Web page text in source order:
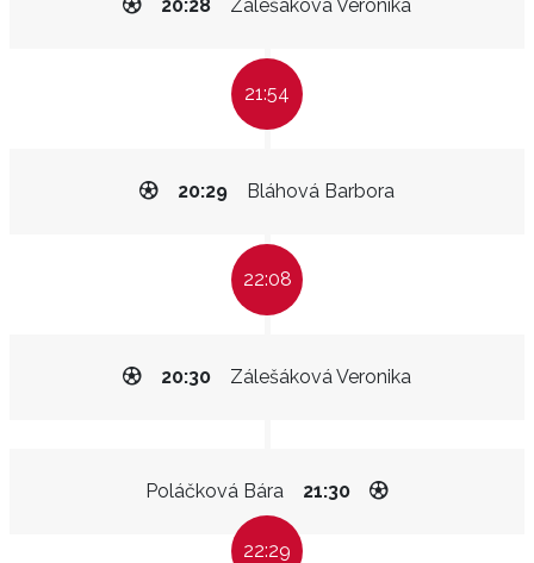
Zálešáková Veronika
20:28
21:54
Bláhová Barbora
20:29
22:08
Zálešáková Veronika
20:30
Poláčková Bára 21:30
22:29